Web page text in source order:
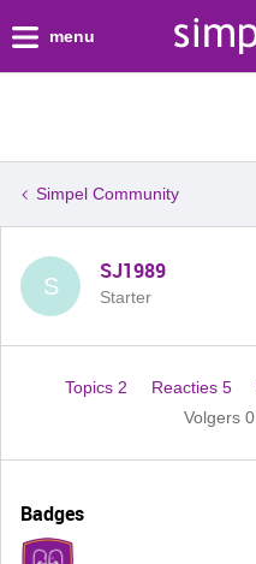
menu
Simpel Community
S
SJ1989
Starter
Topics 2 Reacties 5
Volgers 0
Badges